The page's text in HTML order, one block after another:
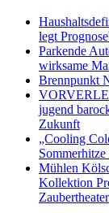
legt
Parkende
wirksame
Brennpunkt
jugend
Zukunft
„Cooling
Mühlen
Kollektion
Zaubertheater